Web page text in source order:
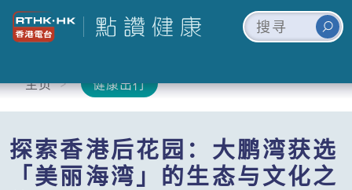
主页 健康出行
探索香港后花园：大鹏湾获选
「美丽海湾」的生态与文化之